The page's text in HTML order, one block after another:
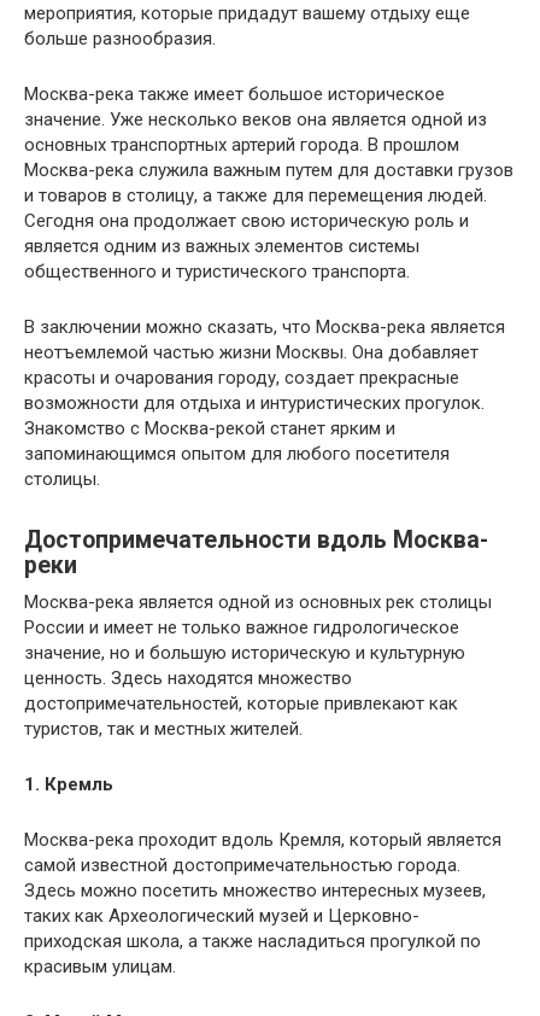
мероприятия, которые придадут вашему отдыху еще
больше разнообразия.
Москва-река также имеет большое историческое
значение. Уже несколько веков она является одной из
основных транспортных артерий города. В прошлом
Москва-река служила важным путем для доставки грузов
и товаров в столицу, а также для перемещения людей.
Сегодня она продолжает свою историческую роль и
является одним из важных элементов системы
общественного и туристического транспорта.
В заключении можно сказать, что Москва-река является
неотъемлемой частью жизни Москвы. Она добавляет
красоты и очарования городу, создает прекрасные
возможности для отдыха и интуристических прогулок.
Знакомство с Москва-рекой станет ярким и
запоминающимся опытом для любого посетителя
столицы.
Достопримечательности вдоль Москва-
реки
Москва-река является одной из основных рек столицы
России и имеет не только важное гидрологическое
значение, но и большую историческую и культурную
ценность. Здесь находятся множество
достопримечательностей, которые привлекают как
туристов, так и местных жителей.
1. Кремль
Москва-река проходит вдоль Кремля, который является
самой известной достопримечательностью города.
Здесь можно посетить множество интересных музеев,
таких как Археологический музей и Церковно-
приходская школа, а также насладиться прогулкой по
красивым улицам.